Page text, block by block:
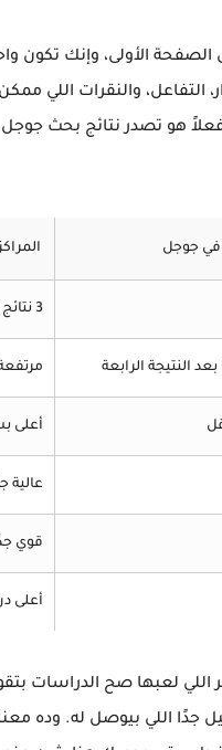
الأولى، وإنك تكون واحد
التفاعل، والنقرات اللي
تصدر نتائج بحث جوجل،
في جوجل
3 نتائج فقط
النتيجة الرابعة
أعلى
عالية
قوي
أعلى
جدًا اللي بيوصل له. وده